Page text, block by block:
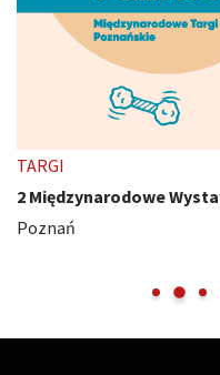
TARGI
2 Międzynarodowe
Poznań